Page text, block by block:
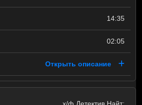
14:35
02:05
Открыть описание